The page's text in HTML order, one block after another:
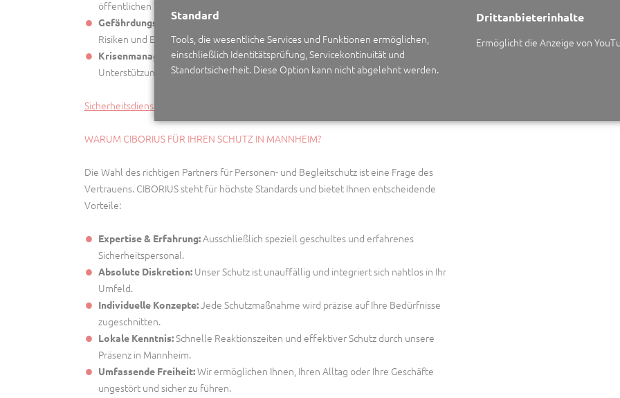
öffentlichen Veranstaltungen.
Gefährdungsanalyse & Präventionsplanung:
Risiken und Entwicklung proaktiver Schutzmaßnahmen.
Krisenmanagement & Notfallplanung:Erstellung von Notfallprotokollen und
Unterstützung in akuten Bedrohungssituationen.
Sicherheitsdienst anfragen
WARUM CIBORIUS FÜR IHREN SCHUTZ IN MANNHEIM?
Die Wahl des richtigen Partners für Personen- und Begleitschutz ist eine Frage des
Vertrauens. CIBORIUS steht für höchste Standards und bietet Ihnen entscheidende
Vorteile:
Expertise & Erfahrung:Ausschließlich speziell geschultes und erfahrenes
Sicherheitspersonal.
Absolute Diskretion: Unser Schutz ist unauffällig und integriert sich nahtlos in Ihr
Umfeld.
Individuelle Konzepte:Jede Schutzmaßnahme wird präzise auf Ihre Bedürfnisse
zugeschnitten.
Lokale Kenntnis:Schnelle Reaktionszeiten und effektiver Schutz durch unsere
Präsenz in Mannheim.
Umfassende Freiheit:Wir ermöglichen Ihnen, Ihren Alltag oder Ihre Geschäfte
ungestört und sicher zu führen.
Standard
Tools, die wesentliche Services und Funktionen ermöglichen,
einschließlich Identitätsprüfung, Servicekontinuität und
Standortsicherheit. Diese Option kann nicht abgelehnt werden.
Drittanbieterinhalte
Ermöglicht die Anzeige von